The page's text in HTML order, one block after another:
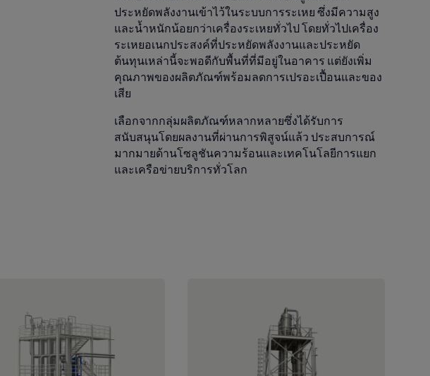
ประหยัดพลังงานเข้าไว้ในระบบการระเหย ซึ่งมีความสูง
และน้ำหนักน้อยกว่าเครื่องระเหยทั่วไป โดยทั่วไปเครื่อง
ระเหยอเนกประสงค์ที่ประหยัดพลังงานและประหยัด
ต้นทุนเหล่านี้จะพอดีกับพื้นที่ที่มีอยู่ในอาคาร แต่ยังเพิ่ม
คุณภาพของผลิตภัณฑ์พร้อมลดการเปรอะเปื้อนและของ
เสีย
เลือกจากกลุ่มผลิตภัณฑ์หลากหลายซึ่งได้รับการ
สนับสนุนโดยผลงานที่ผ่านการพิสูจน์แล้ว ประสบการณ์
มากมายด้านโซลูชันความร้อนและเทคโนโลยีการแยก
และเครือข่ายบริการทั่วโลก